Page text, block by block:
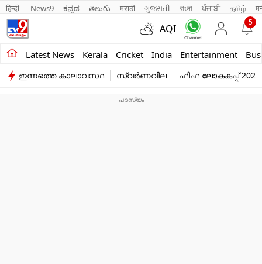
हिन्दी News9 ಕನ್ನಡ తెలుగు मराठी ગુજરાતી বাংলা ਪੰਜਾਬੀ தமிழ்
AQI
5
Latest News Kerala Cricket India Entertainment
Kerala
Indiaഇന്നത്തെ കാലാവസ്ഥ സ്വർണവില ഫിഫ ലോകകപ്പ് 2026